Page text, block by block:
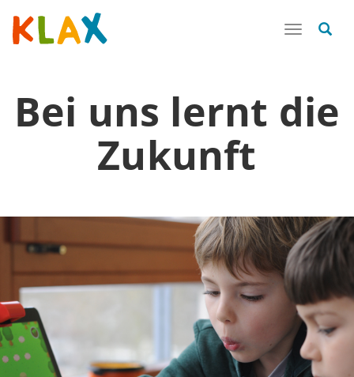
Toggle
Bei uns lernt die
Zukunft